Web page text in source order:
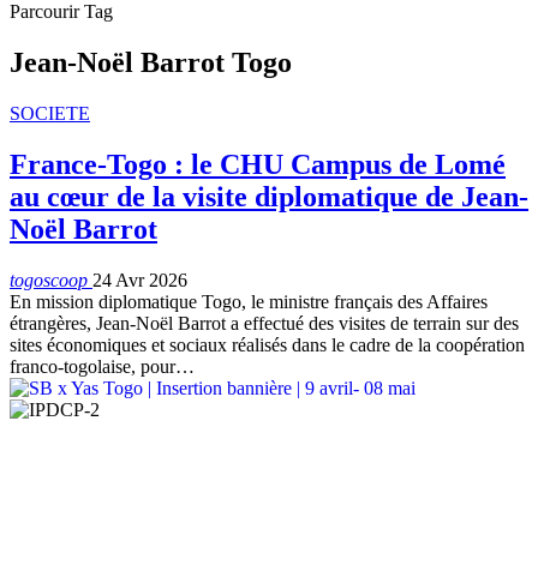
Parcourir Tag
Jean-Noël Barrot Togo
SOCIETE
France-Togo : le CHU Campus de Lomé
au cœur de la visite diplomatique de Jean-
Noël Barrot
togoscoop 24 Avr 2026
En mission diplomatique Togo, le ministre français des Affaires
étrangères, Jean-Noël Barrot a effectué des visites de terrain sur des
sites économiques et sociaux réalisés dans le cadre de la coopération
franco-togolaise, pour…